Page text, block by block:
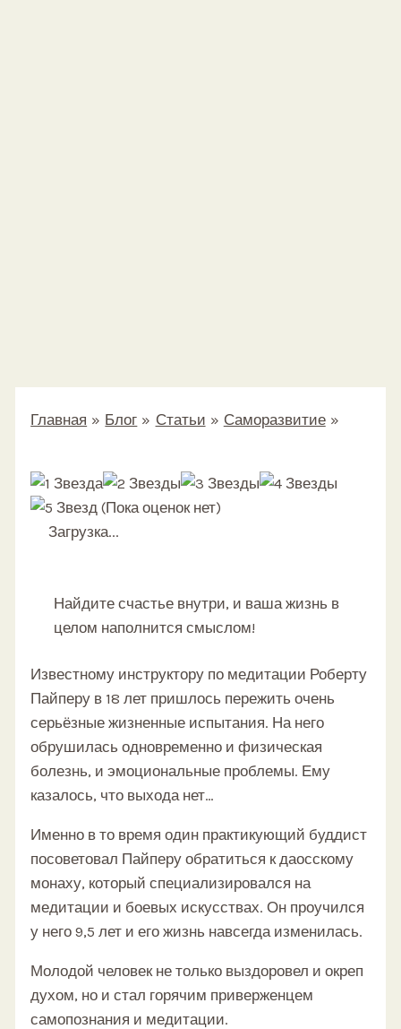
Главная Блог Статьи
Саморазвитие
(Пока оценок нет)
Загрузка...
Найдите счастье внутри, и ваша жизнь в
целом наполнится смыслом!
Известному инструктору по медитации Роберту
Пайперу в 18 лет пришлось пережить очень
серьёзные жизненные испытания. На него
обрушилась одновременно и физическая
болезнь, и эмоциональные проблемы. Ему
казалось, что выхода нет…
Именно в то время один практикующий буддист
посоветовал Пайперу обратиться к даосскому
монаху, который специализировался на
медитации и боевых искусствах. Он проучился
у него 9,5 лет и его жизнь навсегда изменилась.
Молодой человек не только выздоровел и окреп
духом, но и стал горячим приверженцем
самопознания и медитации.